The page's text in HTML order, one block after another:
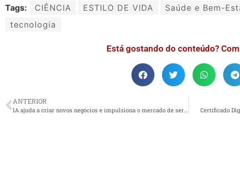
Tags: CIÊNCIA ESTILO DE VIDA Saúde e Bem-
tecnologia
Está gostando do conteúdo?
ANTERIOR
IA ajuda a criar novos negócios e impulsiona o mercado de serviços e produtos Certificado